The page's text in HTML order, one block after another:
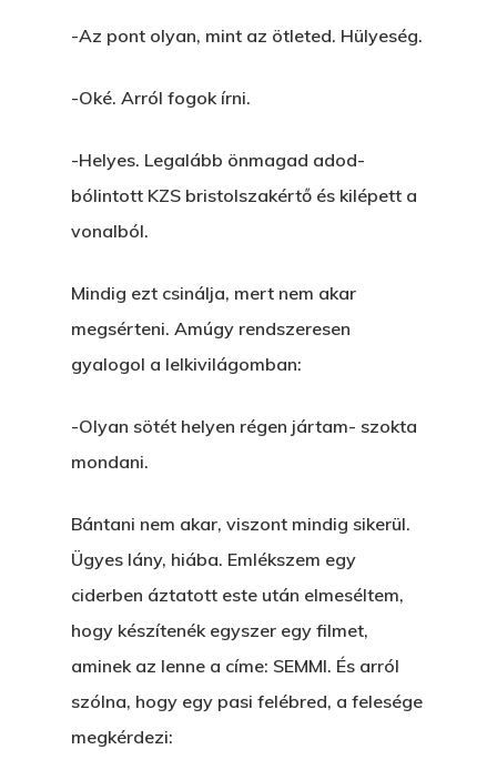
-Az pont olyan, mint az ötleted. Hülyeség.
-Oké. Arról fogok írni.
-Helyes. Legalább önmagad adod-
bólintott KZS bristolszakértő és kilépett a
vonalból.
Mindig ezt csinálja, mert nem akar
megsérteni. Amúgy rendszeresen
gyalogol a lelkivilágomban:
-Olyan sötét helyen régen jártam- szokta
mondani.
Bántani nem akar, viszont mindig sikerül.
Ügyes lány, hiába. Emlékszem egy
ciderben áztatott este után elmeséltem,
hogy készítenék egyszer egy filmet,
aminek az lenne a címe: SEMMI. És arról
szólna, hogy egy pasi felébred, a felesége
megkérdezi: